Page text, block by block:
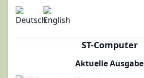
ST-Computer
Aktuelle Ausgabe